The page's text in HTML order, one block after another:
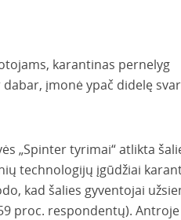
karantinas pernelyg
įmonė ypač didelę
„Spinter tyrimai“ atlikta
technologijų įgūdžiai
kad šalies gyventojai
proc. respondentų). Antroje